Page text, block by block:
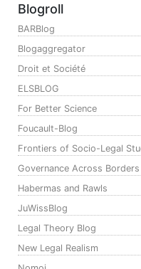
Blogroll
BARBlog
Blogaggregator
Droit et Société
ELSBLOG
For Better Science
Foucault-Blog
Frontiers of Socio-Legal
Governance Across Borders
Habermas and Rawls
JuWissBlog
Legal Theory Blog
New Legal Realism